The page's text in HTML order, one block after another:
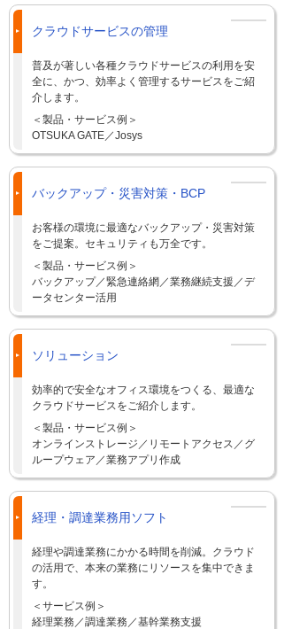
クラウドサービスの管理
普及が著しい各種クラウドサービスの利用を安
全に、かつ、効率よく管理するサービスをご紹
介します。
＜製品・サービス例＞
OTSUKA GATE／Josys
バックアップ・災害対策・BCP
お客様の環境に最適なバックアップ・災害対策
をご提案。セキュリティも万全です。
＜製品・サービス例＞
バックアップ／緊急連絡網／業務継続支援／デ
ータセンター活用
ソリューション
効率的で安全なオフィス環境をつくる、最適な
クラウドサービスをご紹介します。
＜製品・サービス例＞
オンラインストレージ／リモートアクセス／グ
ループウェア／業務アプリ作成
経理・調達業務用ソフト
経理や調達業務にかかる時間を削減。クラウド
の活用で、本来の業務にリソースを集中できま
す。
＜サービス例＞
経理業務／調達業務／基幹業務支援